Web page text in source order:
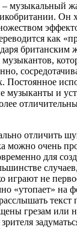
музыкальный
Он
как
британским
музыкантов,
Постоянное
музыканты и
отличить
можно очень
для
играют не
«утопает» на
текст
грезам или